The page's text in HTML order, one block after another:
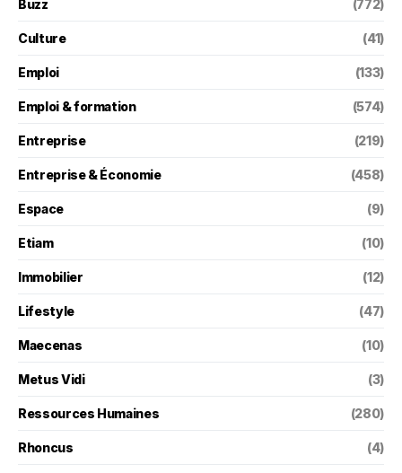
Buzz (772)
Culture (41)
Emploi (133)
Emploi & formation (574)
Entreprise (219)
Entreprise & Économie (458)
Espace (9)
Etiam (10)
Immobilier (12)
Lifestyle (47)
Maecenas (10)
Metus Vidi (3)
Ressources Humaines (280)
Rhoncus (4)